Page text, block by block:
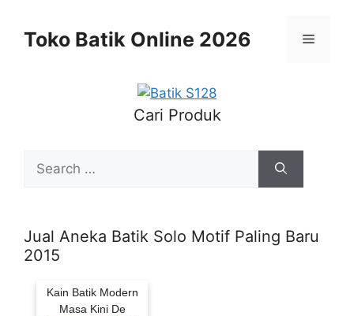
contentToko Batik Online 2026 Menu
Cari Produk
for:
Jual Aneka Batik Solo Motif Paling Baru
2015
Kain Batik Modern
Masa Kini De